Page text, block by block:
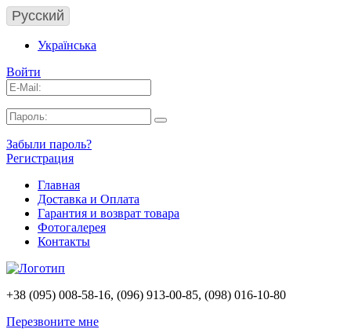
Русский
Українська
Войти
Забыли пароль?
Регистрация
Главная
Доставка и Оплата
Гарантия и возврат товара
Фотогалерея
Контакты
+38 (095) 008-58-16, (096) 913-00-85, (098) 016-10-80
Перезвоните мне